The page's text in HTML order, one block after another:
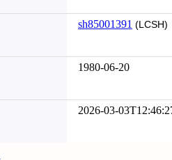
sh85001391 (LCSH)
1980-06-20
2026-03-